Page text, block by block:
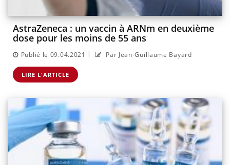
AstraZeneca : un vaccin à ARNm en deuxième
dose pour les moins de 55 ans
Publié le 09.04.2021 | Par Jean-Guillaume Bayard
LIRE L'ARTICLE